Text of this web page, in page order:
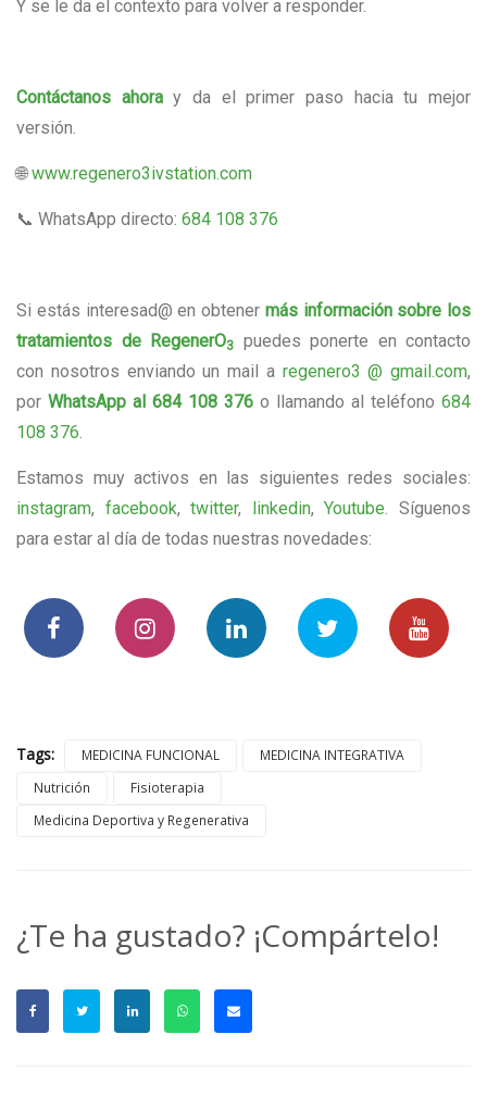
Y se le da el contexto para volver a responder.
Contáctanos ahoray da el primer paso hacia tu mejor
versión.
🌐www.regenero3ivstation.com
📞 WhatsApp directo: 684 108 376
Si estás interesad@ en obtener más información sobre los
tratamientos de RegenerO3
puedes ponerte en contacto
con nosotros enviando un mail a regenero3 @ gmail.com,
por WhatsApp al 684 108 376 o llamando al teléfono 684
108 376.
Estamos muy activos en las siguientes redes sociales:
instagram, facebook,twitter, linkedin,Youtube. Síguenos
para estar al día de todas nuestras novedades:
Tags: MEDICINA FUNCIONAL
MEDICINA INTEGRATIVA
Nutrición
Fisioterapia
Medicina Deportiva y Regenerativa
¿Te ha gustado? ¡Compártelo!